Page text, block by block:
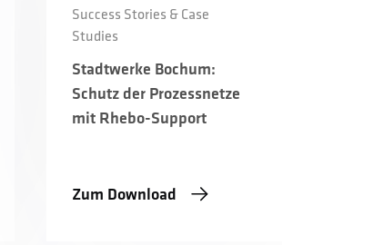
Success Stories & Case
Studies
Stadtwerke Bochum:
Schutz der Prozessnetze
mit Rhebo-Support
Zum Download